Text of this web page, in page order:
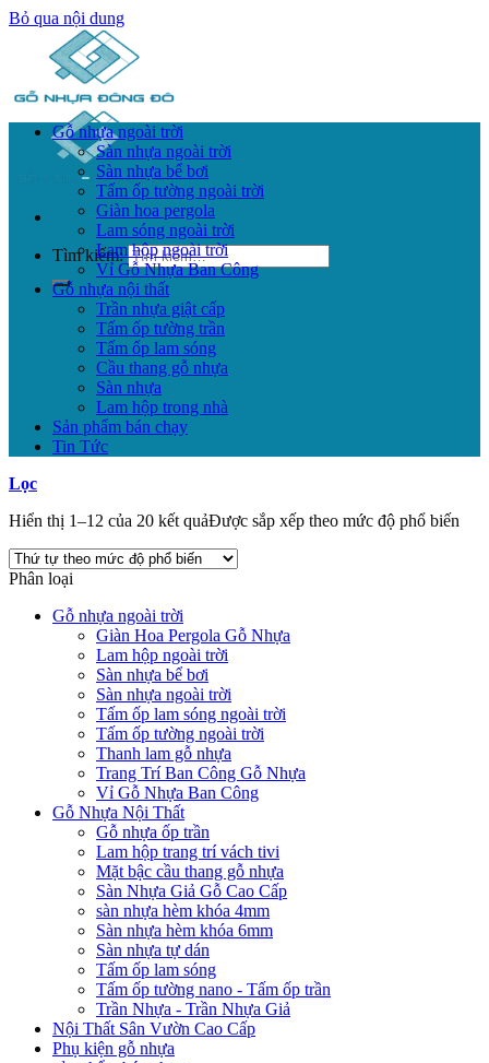
Bỏ qua nội dung
Tìm kiếm:
Gỗ nhựa ngoài trời
Sàn nhựa ngoài trời
Sàn nhựa bể bơi
Tấm ốp tường ngoài trời
Giàn hoa pergola
Lam sóng ngoài trời
Lam hộp ngoài trời
Vỉ Gỗ Nhựa Ban Công
Gỗ nhựa nội thất
Trần nhựa giật cấp
Tấm ốp tường trần
Tấm ốp lam sóng
Cầu thang gỗ nhựa
Sàn nhựa
Lam hộp trong nhà
Sản phẩm bán chạy
Tin Tức
Lọc
Hiển thị 1–12 của 20 kết quảĐược sắp xếp theo mức độ phổ biến
Phân loại
Gỗ nhựa ngoài trời
Giàn Hoa Pergola Gỗ Nhựa
Lam hộp ngoài trời
Sàn nhựa bể bơi
Sàn nhựa ngoài trời
Tấm ốp lam sóng ngoài trời
Tấm ốp tường ngoài trời
Thanh lam gỗ nhựa
Trang Trí Ban Công Gỗ Nhựa
Vỉ Gỗ Nhựa Ban Công
Gỗ Nhựa Nội Thất
Gỗ nhựa ốp trần
Lam hộp trang trí vách tivi
Mặt bậc cầu thang gỗ nhựa
Sàn Nhựa Giả Gỗ Cao Cấp
sàn nhựa hèm khóa 4mm
Sàn nhựa hèm khóa 6mm
Sàn nhựa tự dán
Tấm ốp lam sóng
Tấm ốp tường nano - Tấm ốp trần
Trần Nhựa - Trần Nhựa Giả
Nội Thất Sân Vườn Cao Cấp
Phụ kiện gỗ nhựa